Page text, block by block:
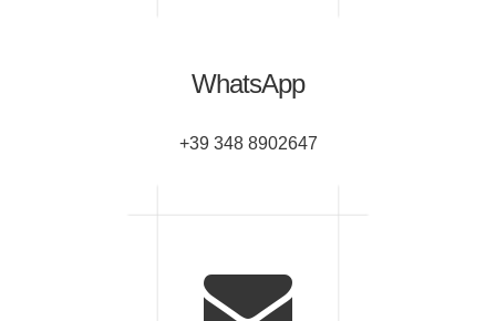
WhatsApp
+39 348 8902647